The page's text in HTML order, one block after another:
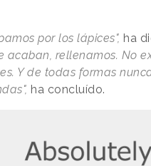
por los lápices", ha
acaban, rellenamos. No
Y de todas formas
ha concluído.